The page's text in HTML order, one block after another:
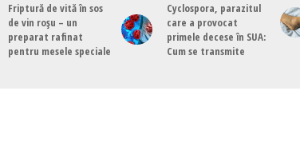
Friptură de vită în sos
de vin roșu – un
preparat rafinat
pentru mesele speciale
Cyclospora, parazitul
care a provocat
primele decese în SUA:
Cum se transmite